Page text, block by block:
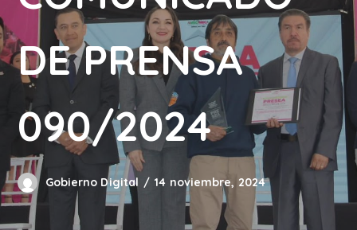
DE PRENSA
090/2024
Gobierno Digital 14 noviembre, 2024